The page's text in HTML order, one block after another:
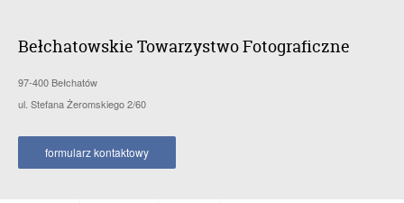
Bełchatowskie Towarzystwo Fotograficzne
97-400 Bełchatów
ul. Stefana Żeromskiego 2/60
formularz kontaktowy